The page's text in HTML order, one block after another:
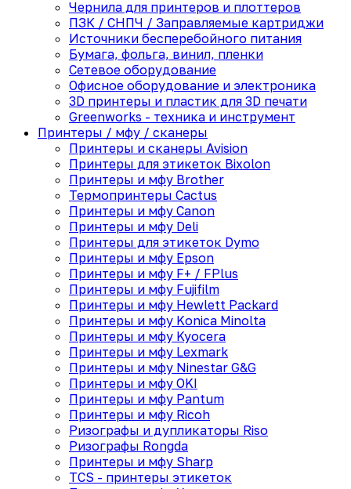
Чернила для принтеров и плоттеров
ПЗК / СНПЧ / Заправляемые картриджи
Источники бесперебойного питания
Бумага, фольга, винил, пленки
Сетевое оборудование
Офисное оборудование и электроника
3D принтеры и пластик для 3D печати
Greenworks - техника и инструмент
Принтеры / мфу / сканеры
Принтеры и сканеры Avision
Принтеры для этикеток Bixolon
Принтеры и мфу Brother
Термопринтеры Cactus
Принтеры и мфу Canon
Принтеры и мфу Deli
Принтеры для этикеток Dymo
Принтеры и мфу Epson
Принтеры и мфу F+ / FPlus
Принтеры и мфу Fujifilm
Принтеры и мфу Hewlett Packard
Принтеры и мфу Konica Minolta
Принтеры и мфу Kyocera
Принтеры и мфу Lexmark
Принтеры и мфу Ninestar G&G
Принтеры и мфу OKI
Принтеры и мфу Pantum
Принтеры и мфу Ricoh
Ризографы и дупликаторы Riso
Ризографы Rongda
Принтеры и мфу Sharp
TCS - принтеры этикеток